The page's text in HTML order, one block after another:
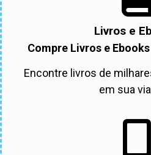
Livros e
Compre Livros e
Encontre livros de
em sua